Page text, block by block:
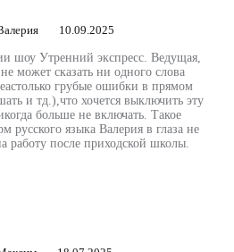
10.09.2025
шоу Утренний экспресс. Ведущая,
может сказать ни одного слова
грубые ошибки в прямом
и тд.),что хочется выключить эту
больше не включать. Такое
русского языка Валерия в глаза не
работу после приходской школы.